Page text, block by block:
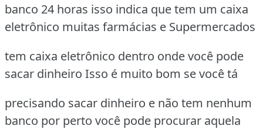
banco 24 horas isso indica que tem um caixa
eletrônico muitas farmácias e Supermercados
tem caixa eletrônico dentro onde você pode
sacar dinheiro Isso é muito bom se você tá
precisando sacar dinheiro e não tem nenhum
banco por perto você pode procurar aquela